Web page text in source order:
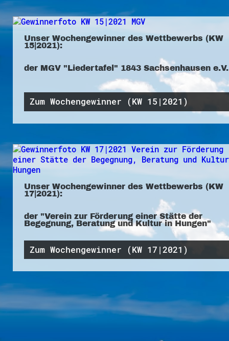
Unser Wochengewinner des Wettbewerbs (KW
15|2021):
der MGV "Liedertafel" 1843 Sachsenhausen e.V.
Zum Wochengewinner (KW 15|2021)
Unser Wochengewinner des Wettbewerbs (KW
17|2021):
der "Verein zur Förderung einer Stätte der
Begegnung, Beratung und Kultur in Hungen"
Zum Wochengewinner (KW 17|2021)